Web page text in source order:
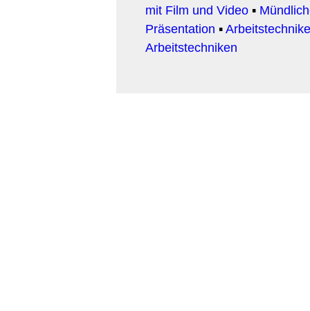
mit Film und Video ▪
Präsentation ▪
Arbeitstechniken